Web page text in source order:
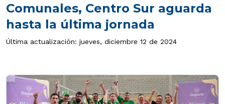
Comunales, Centro Sur aguarda
hasta la última jornada
Última actualización: jueves, diciembre 12 de 2024